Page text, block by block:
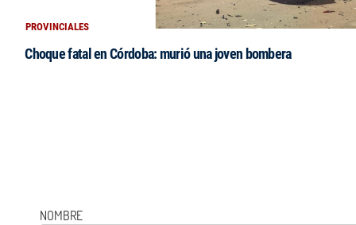
PROVINCIALES
Choque fatal en Córdoba: murió una joven bombera
NOMBRE